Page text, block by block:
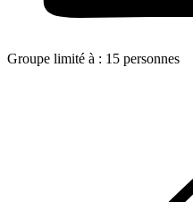
Groupe limité à : 15 personnes